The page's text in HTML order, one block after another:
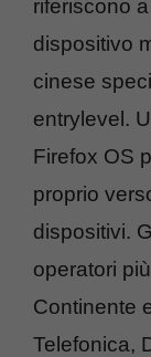
riferiscono
dispositivo
cinese
entrylevel.
Firefox OS
proprio
dispositivi.
operatori
Continente
Telefonica,